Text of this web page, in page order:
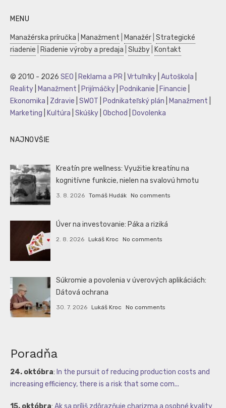
MENU
Manažérska príručka Manažment Manažér Strategické
riadenie
Riadenie výroby a predaja Služby Kontakt
© 2010 - 2026 SEO Reklama a PR Vrtuľníky Autoškola
Reality
Manažment Prijímáčky Podnikanie Financie
Ekonomika
Zdravie SWOT Podnikateľský plán Manažment
Marketing
Kultúra Skúšky Obchod Dovolenka
NAJNOVŠIE
Kreatín pre wellness: Využitie kreatínu na
kognitívne funkcie, nielen na svalovú hmotu
3. 8. 2026 Tomáš Hudák No comments
Úver na investovanie: Páka a riziká
2. 8. 2026 Lukáš Kroc No comments
Súkromie a povolenia v úverových aplikáciách:
Dátová ochrana
30. 7. 2026 Lukáš Kroc No comments
Poradňa
24. októbra: In the pursuit of reducing production costs and
increasing efficiency, there is a risk that some com...
15. októbra: Ak sa príliš zdôrazňuje charizma a osobné kvality